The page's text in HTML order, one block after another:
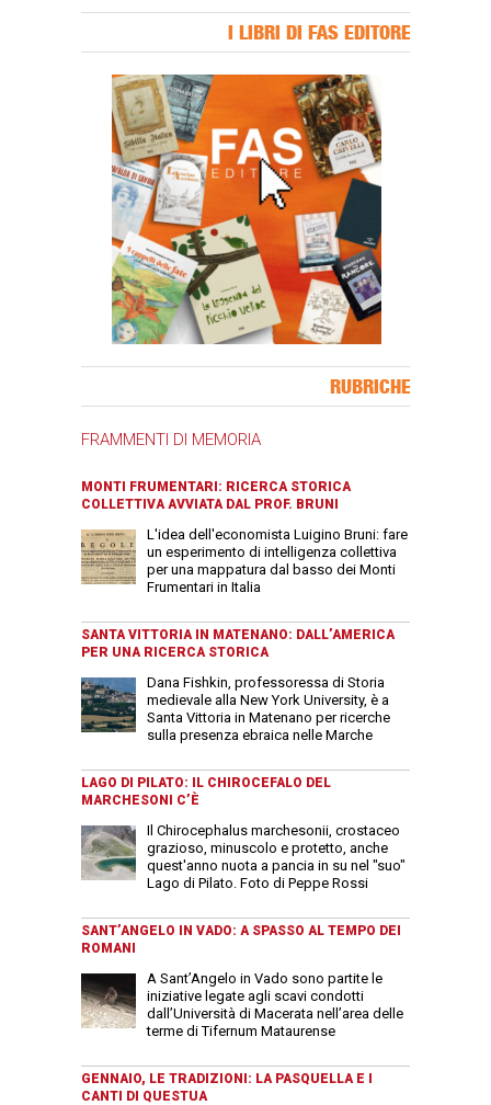
I LIBRI DI FAS EDITORE
RUBRICHE
FRAMMENTI DI MEMORIA
MONTI FRUMENTARI: RICERCA STORICA
COLLETTIVA AVVIATA DAL PROF. BRUNI
L'idea dell'economista Luigino Bruni: fare
un esperimento di intelligenza collettiva
per una mappatura dal basso dei Monti
Frumentari in Italia
SANTA VITTORIA IN MATENANO: DALL’AMERICA
PER UNA RICERCA STORICA
Dana Fishkin, professoressa di Storia
medievale alla New York University, è a
Santa Vittoria in Matenano per ricerche
sulla presenza ebraica nelle Marche
LAGO DI PILATO: IL CHIROCEFALO DEL
MARCHESONI C’È
Il Chirocephalus marchesonii, crostaceo
grazioso, minuscolo e protetto, anche
quest'anno nuota a pancia in su nel "suo"
Lago di Pilato. Foto di Peppe Rossi
SANT’ANGELO IN VADO: A SPASSO AL TEMPO DEI
ROMANI
A Sant’Angelo in Vado sono partite le
iniziative legate agli scavi condotti
dall’Università di Macerata nell’area delle
terme di Tifernum Mataurense
GENNAIO, LE TRADIZIONI: LA PASQUELLA E I
CANTI DI QUESTUA